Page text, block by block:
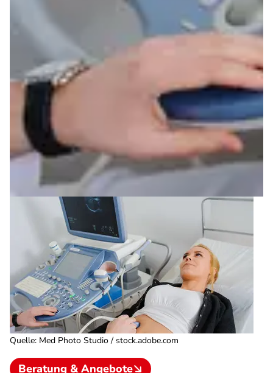
Quelle: Med Photo Studio / stock.adobe.com
Beratung & Angebote